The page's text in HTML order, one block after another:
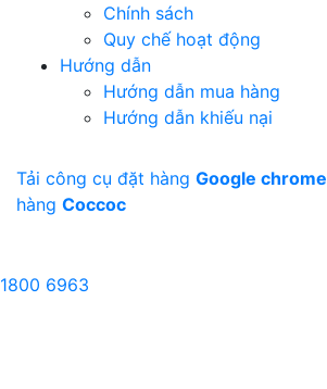
Chính sách
Quy chế hoạt động
Hướng dẫn
Hướng dẫn mua hàng
Hướng dẫn khiếu nại
Tải công cụ đặt hàng Google chrome
hàng Coccoc
1800 6963